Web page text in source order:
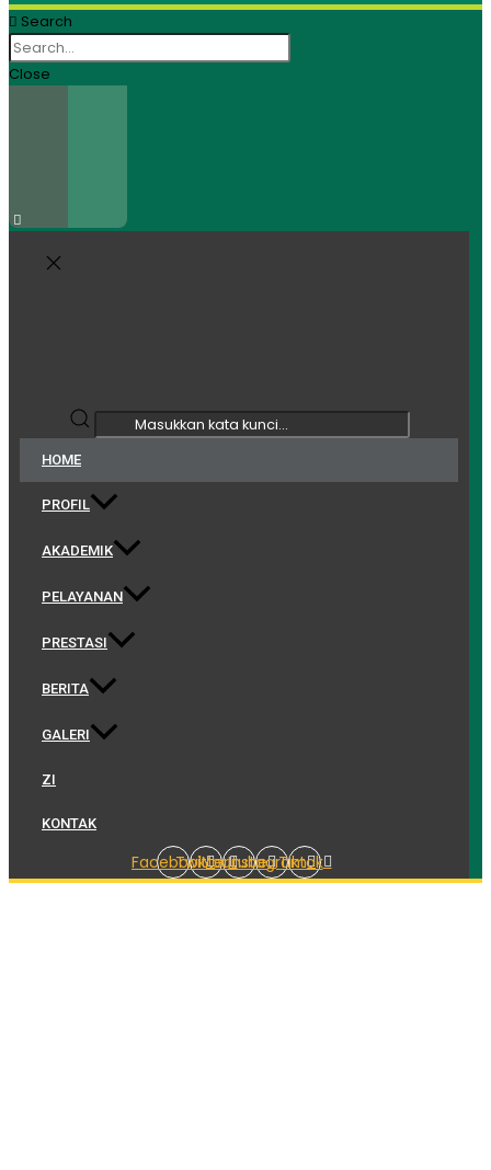
Search
Close
HOME
PROFIL
AKADEMIK
PELAYANAN
PRESTASI
BERITA
GALERI
ZI
KONTAK
Facebook
TwitterYoutube
Instagram
Tiktok